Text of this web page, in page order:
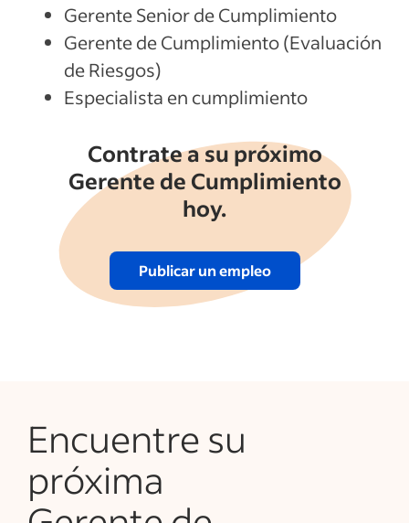
Gerente Senior de Cumplimiento
Gerente de Cumplimiento (Evaluación
de Riesgos)
Especialista en cumplimiento
Contrate a su próximo
Gerente de Cumplimiento
hoy.
Publicar un empleo
Encuentre su
próxima